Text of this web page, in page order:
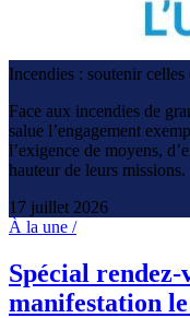
Incendies : soutenir
Face aux incendies de
salue l’engagement
l’exigence de moyens,
hauteur de leurs missions.
17 juillet 2026
À la une /
Spécial
manifestation